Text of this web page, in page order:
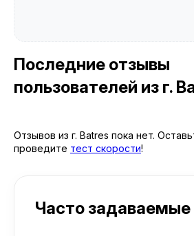
Последние отзывы
пользователей из г.
Отзывов из г. Batres пока нет.
проведите тест скорости!
Часто задаваемые